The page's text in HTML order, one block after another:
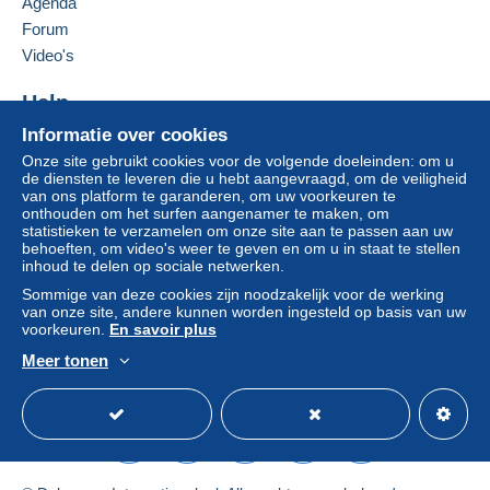
€ 6,50
Van 3 tot 3 items
€ 7,50
Van 4 tot 4 items
€ 8,50
€ 9,50
Van 6 tot 6 items
Deze verkoper toevoegen aan mijn favorieten
Informatie over cookies
Onze site gebruikt cookies voor de volgende doeleinden: om u
de diensten te leveren die u hebt aangevraagd, om de veiligheid
van ons platform te garanderen, om uw voorkeuren te
onthouden om het surfen aangenamer te maken, om
statistieken te verzamelen om onze site aan te passen aan uw
behoeften, om video's weer te geven en om u in staat te stellen
inhoud te delen op sociale netwerken.
Sommige van deze cookies zijn noodzakelijk voor de werking
van onze site, andere kunnen worden ingesteld op basis van uw
voorkeuren. En savoir plus
Meer tonen
Forum
Video's
Help
Hulpcentrum
Kopen op Delcampe
Verkopen op Delcampe
Een beveiligde website